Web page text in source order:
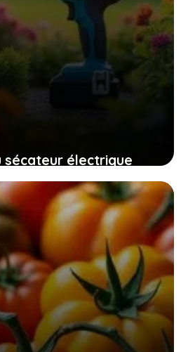
sécateur électrique
pour un jardinage
sans fatigue